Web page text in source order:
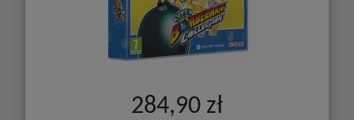
284,90 zł